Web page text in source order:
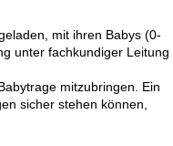
mit ihren Babys (0-
unter fachkundiger Leitung
mitzubringen. Ein
sicher stehen können,